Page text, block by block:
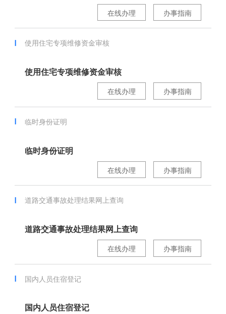
办事指南
在线办理
使用住宅专项维修资金审核
使用住宅专项维修资金审核
办事指南
在线办理
临时身份证明
临时身份证明
办事指南
在线办理
道路交通事故处理结果网上查询
道路交通事故处理结果网上查询
办事指南
在线办理
国内人员住宿登记
国内人员住宿登记